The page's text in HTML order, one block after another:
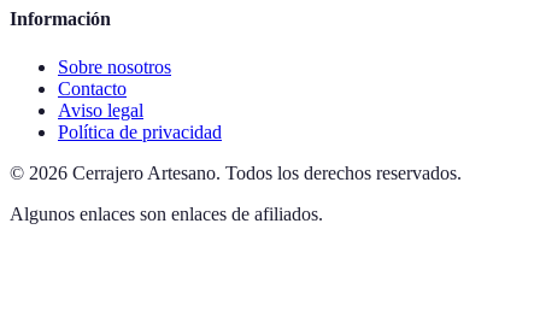
Información
Sobre nosotros
Contacto
Aviso legal
Política de privacidad
© 2026 Cerrajero Artesano. Todos los derechos reservados.
Algunos enlaces son enlaces de afiliados.